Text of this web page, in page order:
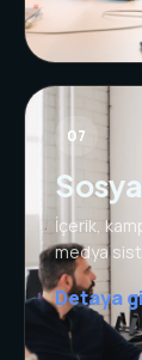
07
İçerik,
medya
Detaya